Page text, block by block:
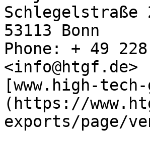
Schlegelstraße
53113 Bonn
Phone: + 49
<info@htgf.de>
[www.high-
(https://
exports/page/